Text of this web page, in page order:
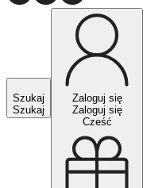
Szukaj
Szukaj
Zaloguj się
Zaloguj się
Cześć